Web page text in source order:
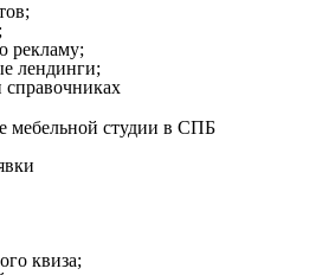
рекламу;
лендинги;
справочниках
мебельной студии в СПБ
квиза;